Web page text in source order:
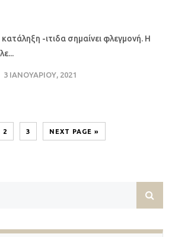
-ιτιδα σημαίνει φλεγμονή. Η
3 ΙΑΝΟΥΑΡΊΟΥ, 2021
2 3 NEXT PAGE »